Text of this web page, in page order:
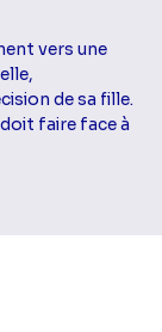
vers une
de sa fille.
faire face à